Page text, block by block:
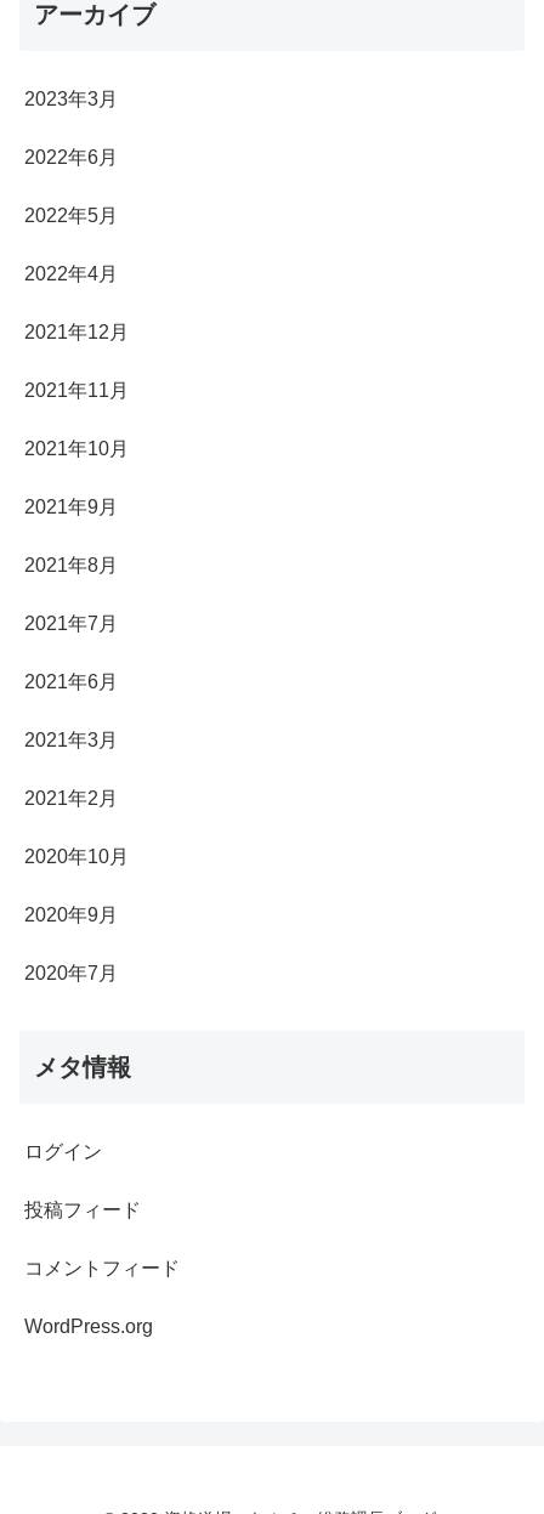
アーカイブ
2023年3月
2022年6月
2022年5月
2022年4月
2021年12月
2021年11月
2021年10月
2021年9月
2021年8月
2021年7月
2021年6月
2021年3月
2021年2月
2020年10月
2020年9月
2020年7月
メタ情報
ログイン
投稿フィード
コメントフィード
WordPress.org